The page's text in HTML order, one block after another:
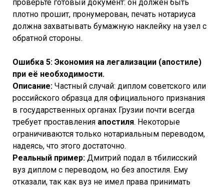
проверьте готовый документ: он должен быть
плотно прошит, пронумерован, печать нотариуса
должна захватывать бумажную наклейку на узел с
обратной стороны.
Ошибка 5: Экономия на легализации (апостиле)
при её необходимости.
Описание: Частный случай: диплом советского или
российского образца для официального признания
в государственных органах Грузии почти всегда
требует проставления апостиля. Некоторые
ограничиваются только нотариальным переводом,
надеясь, что этого достаточно.
Реальный пример: Дмитрий подал в тбилисский
вуз диплом с переводом, но без апостиля. Ему
отказали, так как вуз не имел права принимать